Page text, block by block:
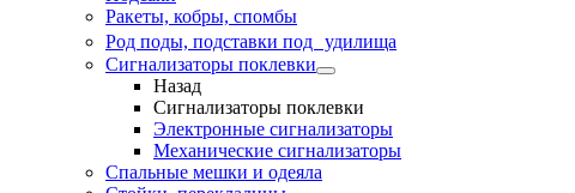
Ракеты, кобры, спомбы
Род поды, подставки под удилища
Сигнализаторы поклевки
Назад
Сигнализаторы поклевки
Электронные сигнализаторы
Механические сигнализаторы
Спальные мешки и одеяла